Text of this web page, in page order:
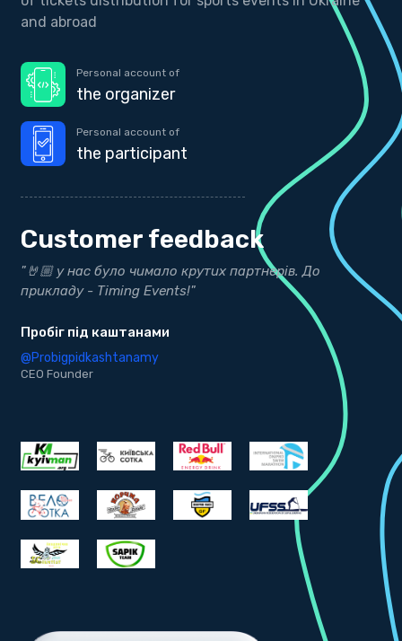
and abroad
Personal account of
the organizer
Personal account of
the participant
Customer feedback
"Дякуємо нашим друзям з Timing Events за точні
результати"
bekind.ua
@bekind.ua
CEO Founder